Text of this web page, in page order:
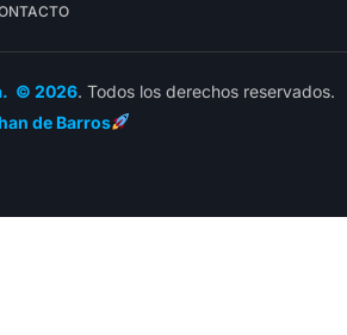
© 2026. Todos los derechos reservados.
de Barros